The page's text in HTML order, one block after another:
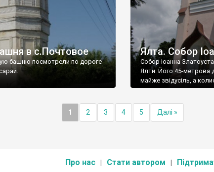
в с.Почтовое
башню посмотрели по дороге
Ялта. Собор
Собор Іоанна
Ялти. Його 45-метрова
майже звідусіль, а
1 2 3 4 5 Далі »
Про нас Стати автором